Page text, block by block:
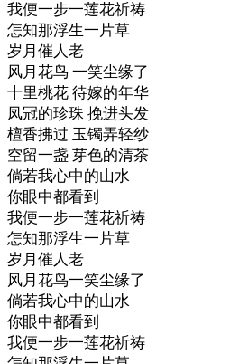
我便一步一莲花祈祷
怎知那浮生一片草
岁月催人老
风月花鸟 一笑尘缘了
十里桃花 待嫁的年华
凤冠的珍珠 挽进头发
檀香拂过 玉镯弄轻纱
空留一盏 芽色的清茶
倘若我心中的山水
你眼中都看到
我便一步一莲花祈祷
怎知那浮生一片草
岁月催人老
风月花鸟一笑尘缘了
倘若我心中的山水
你眼中都看到
我便一步一莲花祈祷